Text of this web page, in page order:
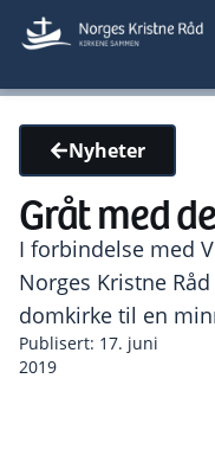
Nyheter
Gråt med
I forbindelse med
Norges Kristne
domkirke til en
Publisert: 17. juni
2019